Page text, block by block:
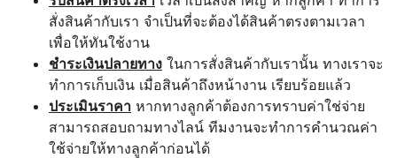
สั่งสินค้ากับเรา จำเป็นที่จะต้องได้สินค้าตรงตามเวลา
เพื่อให้ทันใช้งาน
ชำระเงินปลายทาง ในการสั่งสินค้ากับเรานั้น ทางเราจะ
ทำการเก็บเงิน เมื่อสินค้าถึงหน้างาน เรียบร้อยแล้ว
ประเมินราคา หากทางลูกค้าต้องการทราบค่าใช่จ่าย
สามารถสอบถามทางไลน์ ทีมงานจะทำการคำนวณค่า
ใช้จ่ายให้ทางลูกค้าก่อนได้